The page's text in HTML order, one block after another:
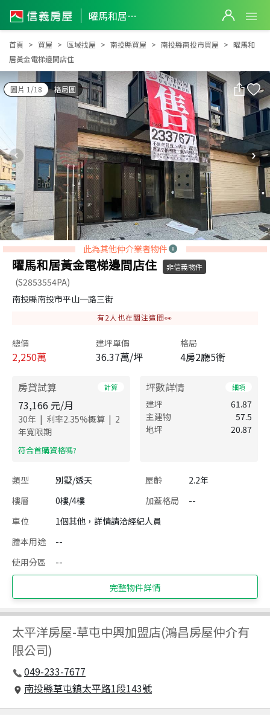
曜馬和居黃金電梯邊間店住
曜馬和居黃金電梯邊間店住
首頁 買屋 區域找屋 南投縣買屋 南投縣南投市買屋
曜馬和
居黃金電梯邊間店住
圖片 1/18 格局圖
此為其他仲介業者物件
曜馬和居黃金電梯邊間店住 非信義物件
(S2853554PA)
南投縣南投市平山一路三街
有2 人也在關注這間👀
總價
2,250萬
建坪單價
36.37萬/坪
格局
4房2廳5衛
房貸試算 計算
73,166 元/月
30年 | 利率2.35%概算 | 2
年寬限期
​符合首購資格嗎?
坪數詳情 細項
建坪
61.87
主建物
57.5
地坪
20.87
類型 別墅/透天 屋齡
2.2年
樓層
0樓/4樓 加蓋格局
--
車位
1個其他，詳情請洽經紀人員
謄本用途
--
使用分區
--
完整物件詳情
太平洋房屋-草屯中興加盟店(鴻昌房屋仲介有
限公司)
049-233-7677
南投縣草屯鎮太平路1段143號